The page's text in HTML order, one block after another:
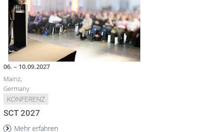
06. – 10.09.2027
Mainz,
Germany
KONFERENZ
SCT 2027
Mehr erfahren